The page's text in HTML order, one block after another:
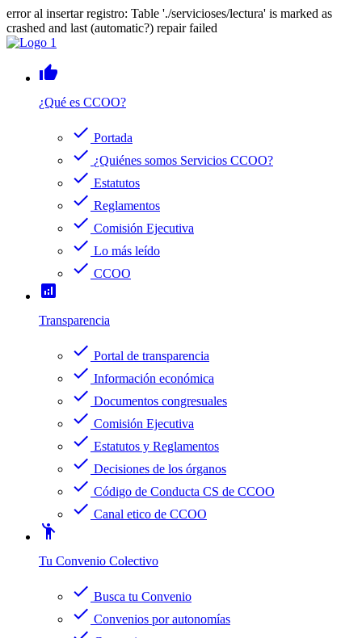
error al insertar registro: Table './servicioses/lectura' is marked as
crashed and last (automatic?) repair failed
thumb_up
¿Qué es CCOO?
check Portada
check ¿Quiénes somos Servicios CCOO?
check Estatutos
check Reglamentos
check Comisión Ejecutiva
check Lo más leído
check CCOO
analytics
Transparencia
check Portal de transparencia
check Información económica
check Documentos congresuales
check Comisión Ejecutiva
check Estatutos y Reglamentos
check Decisiones de los órganos
check Código de Conducta CS de CCOO
check Canal etico de CCOO
emoji_people
Tu Convenio Colectivo
check Busca tu Convenio
check Convenios por autonomías